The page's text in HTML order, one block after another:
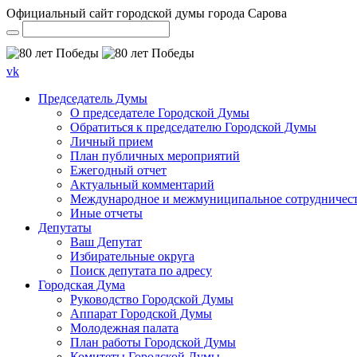
Официальный сайт городской думы города Сарова
vk
Председатель Думы
О председателе Городской Думы
Обратиться к председателю Городской Думы
Личный прием
План публичных мероприятий
Ежегодный отчет
Актуальный комментарий
Международное и межмуниципальное
Иные отчеты
Депутаты
Ваш Депутат
Избирательные округа
Поиск депутата по адресу
Городская Дума
Руководство Городской Думы
Аппарат Городской Думы
Молодежная палата
План работы Городской Думы